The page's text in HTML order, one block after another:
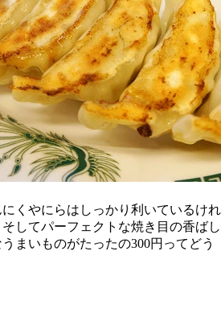
くやにらはしっかり利いているけれ
してパーフェクトな焼き目の香ばし
まいものがたったの300円ってどう